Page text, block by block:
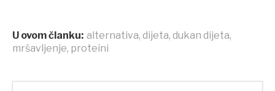
U ovom članku: alternativa, dijeta, dukan dijeta,
mršavljenje, proteini